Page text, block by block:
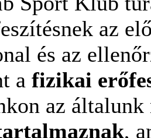
az
és az
a fizikai
az
,